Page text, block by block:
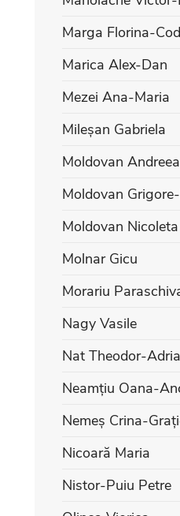
Marga Florina-
Marica Alex-Dan
Mezei Ana-Maria
Mileșan Gabriela
Moldovan
Moldovan
Moldovan Nicoleta
Molnar Gicu
Morariu
Nagy Vasile
Nat Theodor-
Neamțiu Oana-
Nemeș Crina-
Nicoară Maria
Nistor-Puiu Petre